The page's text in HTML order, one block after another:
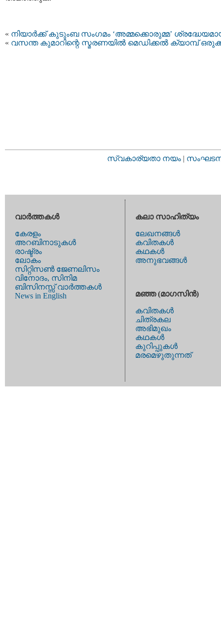
« നിയാർക്ക് കുടുംബ സംഗമം ‘അമ്മക്കൊരുമ്മ’
« വസന്ത കുമാറിന്റെ സ്മരണയില്‍ മെഡിക്കൽ ക്യാമ്പ്
സ്വകാര്യതാ നയം |
വാര്‍ത്തകള്‍
കേരളം
അറബിനാടുകള്‍
രാഷ്ട്രം
ലോകം
സിറ്റിസണ്‍ ജേണലിസം
വിനോദം, സിനിമ
ബിസിനസ്സ് വാര്‍ത്തകള്‍
News in English
കലാ സാഹിത്യം
ലേഖനങ്ങള്‍
കവിതകള്‍
കഥകള്‍
അനുഭവങ്ങള്‍
മഞ്ഞ (മാഗസിന്‍)
കവിതകള്‍
ചിത്രകല
അഭിമുഖം
കഥകള്‍
കുറിപ്പുകള്‍
മരമെഴുതുന്നത്